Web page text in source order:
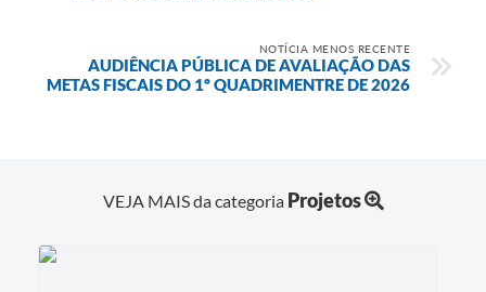
NOTÍCIA MENOS RECENTE
AUDIÊNCIA PÚBLICA DE AVALIAÇÃO DAS
METAS FISCAIS DO 1º QUADRIMENTRE DE 2026
VEJA MAIS da categoria Projetos